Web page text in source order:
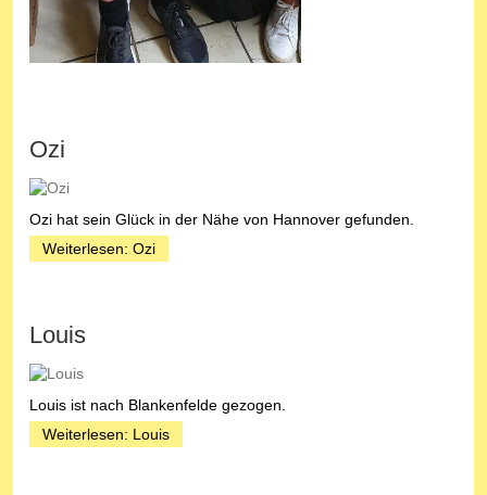
Ozi
Ozi hat sein Glück in der Nähe von Hannover gefunden.
Weiterlesen: Ozi
Louis
Louis ist nach Blankenfelde gezogen.
Weiterlesen: Louis